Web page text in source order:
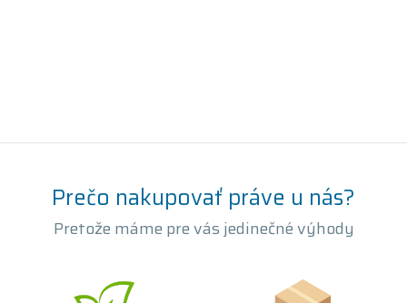
Prečo nakupovať práve u nás?
Pretože máme pre vás jedinečné výhody